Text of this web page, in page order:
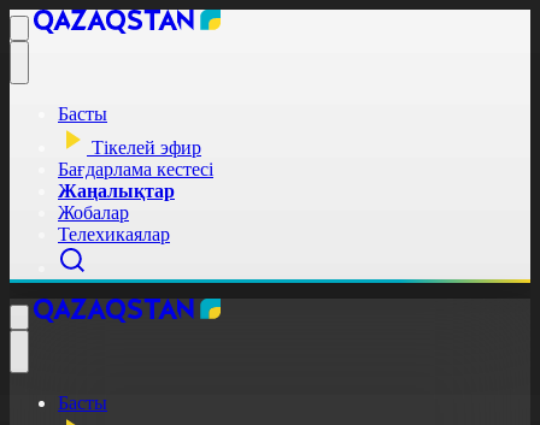
Басты
Тікелей эфир
Бағдарлама кестесі
Жаңалықтар
Жобалар
Телехикаялар
Басты